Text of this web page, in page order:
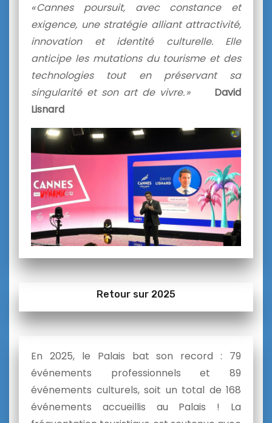
« Cannes poursuit, avec constance et
exigence, une stratégie alliant attractivité,
innovation et identité culturelle. Elle
anticipe les mutations du tourisme et des
technologies tout en préservant sa
singularité et son art de vivre. »
David
Lisnard
Retour sur 2025
En 2025, le Palais bat son record : 79
événements professionnels et 89
événements culturels, soit un total de 168
événements accueillis au Palais ! La